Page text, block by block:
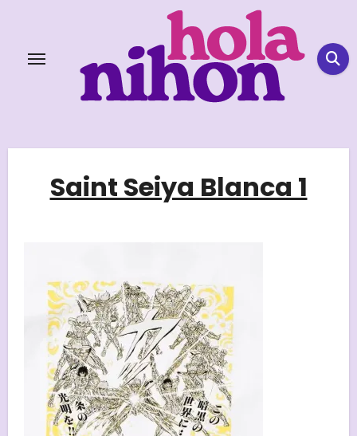
content
Saint Seiya Blanca 1